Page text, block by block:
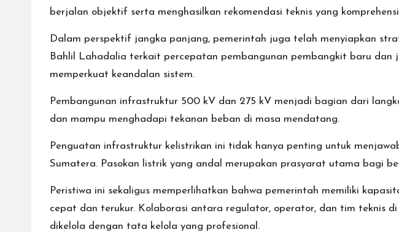
berjalan objektif serta menghasilkan rekomendasi teknis yang
Dalam perspektif jangka panjang, pemerintah juga telah menyiapkan
Bahlil Lahadalia terkait percepatan pembangunan pembangkit baru dan
memperkuat keandalan sistem.
Pembangunan infrastruktur 500 kV dan 275 kV menjadi bagian dari
dan mampu menghadapi tekanan beban di masa mendatang.
Penguatan infrastruktur kelistrikan ini tidak hanya penting untuk
Sumatera. Pasokan listrik yang andal merupakan prasyarat utama bagi
Peristiwa ini sekaligus memperlihatkan bahwa pemerintah memiliki
cepat dan terukur. Kolaborasi antara regulator, operator, dan tim teknis
dikelola dengan tata kelola yang profesional.